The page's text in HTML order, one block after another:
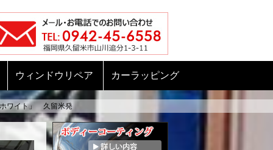
ウィンドウリペア カーラッピング
ワイト」 久留米発